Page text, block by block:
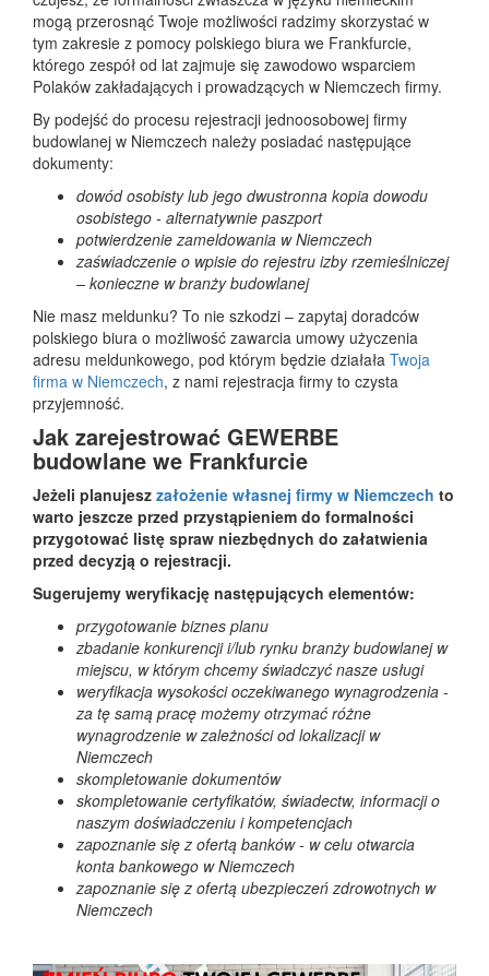
mogą przerosnąć Twoje możliwości radzimy skorzystać w
tym zakresie z pomocy polskiego biura we Frankfurcie,
którego zespół od lat zajmuje się zawodowo wsparciem
Polaków zakładających i prowadzących w Niemczech firmy.
By podejść do procesu rejestracji jednoosobowej firmy
budowlanej w Niemczech należy posiadać następujące
dokumenty:
dowód osobisty lub jego dwustronna kopia dowodu
osobistego - alternatywnie paszport
potwierdzenie zameldowania w Niemczech
zaświadczenie o wpisie do rejestru izby rzemieślniczej
– konieczne w branży budowlanej
Nie masz meldunku? To nie szkodzi – zapytaj doradców
polskiego biura o możliwość zawarcia umowy użyczenia
adresu meldunkowego, pod którym będzie działała Twoja
firma w Niemczech, z nami rejestracja firmy to czysta
przyjemność.
Jak zarejestrować GEWERBE
budowlane we Frankfurcie
Jeżeli planujesz założenie własnej firmy w Niemczech to
warto jeszcze przed przystąpieniem do formalności
przygotować listę spraw niezbędnych do załatwienia
przed decyzją o rejestracji.
Sugerujemy weryfikację następujących elementów:
przygotowanie biznes planu
zbadanie konkurencji i/lub rynku branży budowlanej w
miejscu, w którym chcemy świadczyć nasze usługi
weryfikacja wysokości oczekiwanego wynagrodzenia -
za tę samą pracę możemy otrzymać różne
wynagrodzenie w zależności od lokalizacji w
Niemczech
skompletowanie dokumentów
skompletowanie certyfikatów, świadectw, informacji o
naszym doświadczeniu i kompetencjach
zapoznanie się z ofertą banków - w celu otwarcia
konta bankowego w Niemczech
zapoznanie się z ofertą ubezpieczeń zdrowotnych w
Niemczech